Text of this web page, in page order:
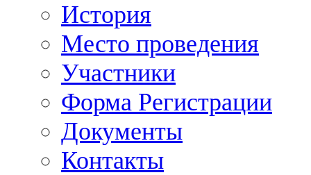
История
Место проведения
Участники
Форма Регистрации
Документы
Контакты